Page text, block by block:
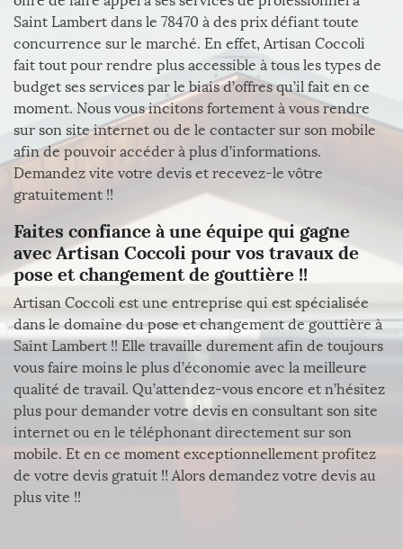
Saint Lambert dans le 78470 à des prix défiant toute
concurrence sur le marché. En effet, Artisan Coccoli
fait tout pour rendre plus accessible à tous les types de
budget ses services par le biais d’offres qu’il fait en ce
moment. Nous vous incitons fortement à vous rendre
sur son site internet ou de le contacter sur son mobile
afin de pouvoir accéder à plus d’informations.
Demandez vite votre devis et recevez-le vôtre
gratuitement !!
Faites confiance à une équipe qui gagne
avec Artisan Coccoli pour vos travaux de
pose et changement de gouttière !!
Artisan Coccoli est une entreprise qui est spécialisée
dans le domaine du pose et changement de gouttière à
Saint Lambert !! Elle travaille durement afin de toujours
vous faire moins le plus d’économie avec la meilleure
qualité de travail. Qu’attendez-vous encore et n’hésitez
plus pour demander votre devis en consultant son site
internet ou en le téléphonant directement sur son
mobile. Et en ce moment exceptionnellement profitez
de votre devis gratuit !! Alors demandez votre devis au
plus vite !!